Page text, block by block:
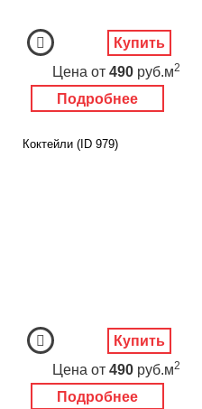
Подробнее
Цена от 490 руб.м2
Купить
Коктейли (ID 979)
Подробнее
Цена от 490 руб.м2
Купить